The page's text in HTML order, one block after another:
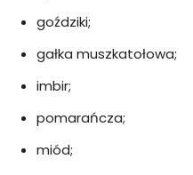
goździki;
gałka muszkatołowa;
imbir;
pomarańcza;
miód;